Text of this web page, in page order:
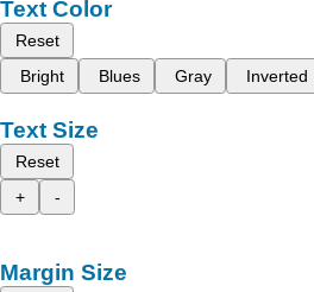
Text Color
Reset
Bright
Blues Gray Inverted
Text Size
Reset
+
-
Margin Size